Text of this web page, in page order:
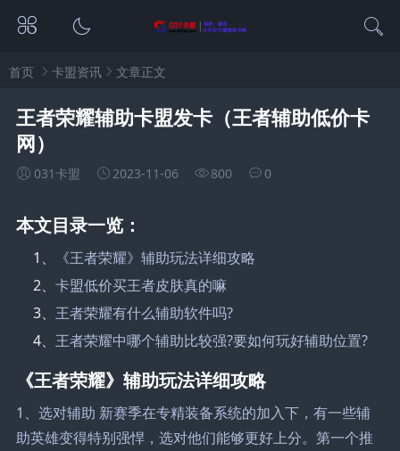
首页 卡盟资讯 文章正文
王者荣耀辅助卡盟发卡（王者辅助低价卡
网）
031卡盟 2023-11-06 800 0
本文目录一览：
1、
《王者荣耀》辅助玩法详细攻略
2、卡盟低价买王者皮肤真的嘛
3、 王者荣耀有什么辅助软件吗?
4、 王者荣耀中哪个辅助比较强?要如何玩好辅助位置?
《王者荣耀》辅助玩法详细攻略
1、选对辅助 新赛季在专精装备系统的加入下，有一些辅
助英雄变得特别强悍，选对他们能够更好上分。第一个推